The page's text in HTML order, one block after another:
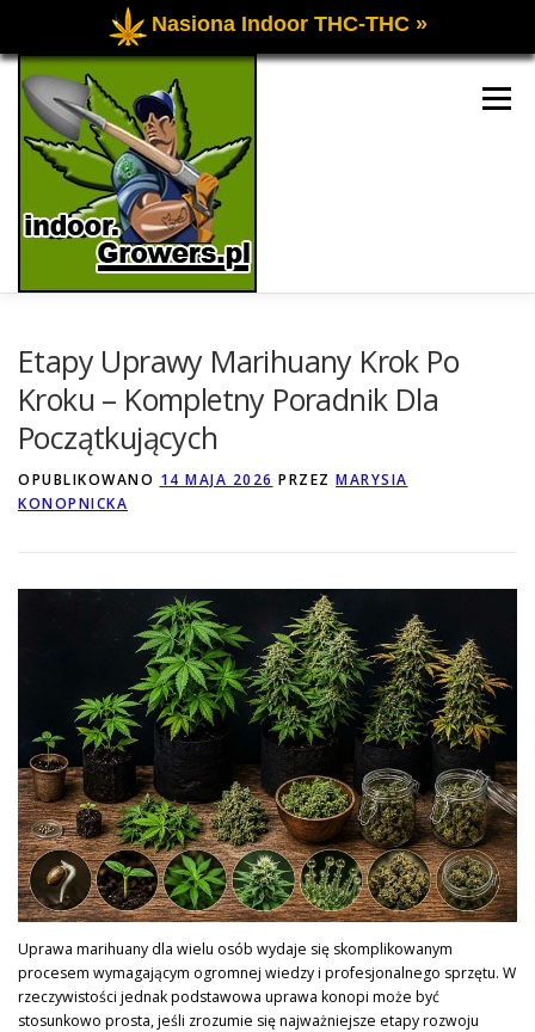
Nasiona Indoor THC-THC »
Przejdź
treści
Menu
UPRAWA OUTDOOR
KONTAKT
Etapy Uprawy Marihuany Krok Po
Kroku – Kompletny Poradnik Dla
Początkujących
OPUBLIKOWANO 14 MAJA 2026 PRZEZ MARYSIA
KONOPNICKA
Uprawa marihuany dla wielu osób wydaje się skomplikowanym
procesem wymagającym ogromnej wiedzy i profesjonalnego sprzętu. W
rzeczywistości jednak podstawowa uprawa konopi może być
stosunkowo prosta, jeśli zrozumie się najważniejsze etapy rozwoju